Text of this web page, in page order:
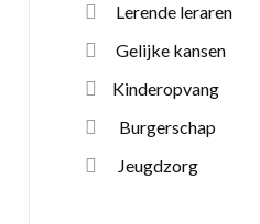
Lerende leraren
Gelijke kansen
Kinderopvang
Burgerschap
Jeugdzorg